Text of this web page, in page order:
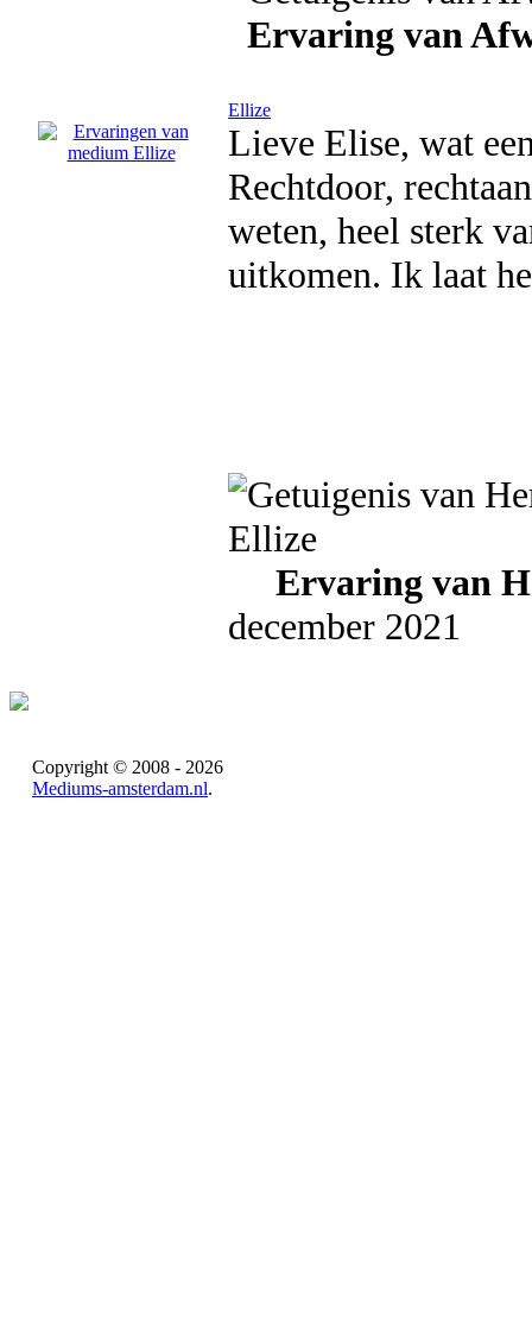
Ervaring van
Ellize
Lieve Elise, wat
Rechtdoor,
weten, heel sterk
uitkomen. Ik laat
Ervaring van
december 2021
Copyright © 2008 - 2026
Mediums-amsterdam.nl.